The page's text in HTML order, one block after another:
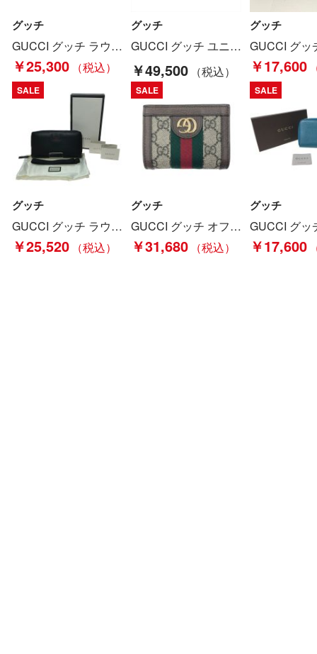
グッチ
GUCCI グッチ ラウンドファスナー長財布 シルヴィ 476083 ブラック Cランク
￥25,300
グッチ
GUCCI グッチ ユニセックス 長財布 ラウンドファスナー GGスプリーム アメリカ国旗 304196 Cランク
￥49,500
グッチ
￥17,600
SALE
グッチ
GUCCI グッチ ラウンドファスナー 長財布 435298 ブラック Bランク
￥25,520
SALE
グッチ
GUCCI グッチ オフィディア シェリーライン GGマーモント ウェブストライプ 二つ折り財布 Bランク
￥31,680
SALE
グッチ
￥17,600